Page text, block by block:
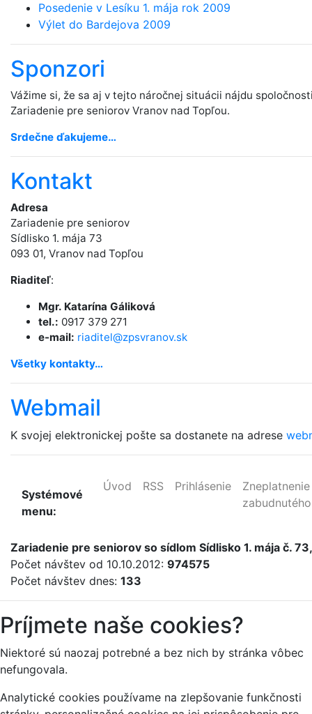
Posedenie v Lesíku 1. mája rok 2009
Výlet do Bardejova 2009
Sponzori
Vážime si, že sa aj v tejto náročnej situácii nájdu
Zariadenie pre seniorov Vranov nad Topľou.
Srdečne ďakujeme…
Kontakt
Adresa
Zariadenie pre seniorov
Sídlisko 1. mája 73
093 01, Vranov nad Topľou
Riaditeľ:
Mgr. Katarína Gáliková
tel.: 0917 379 271
e-mail: riaditel@zpsvranov.sk
Všetky kontakty…
Webmail
K svojej elektronickej pošte sa dostanete na adrese
Systémové
menu:
Úvod RSS Prihlásenie
Zariadenie pre seniorov so sídlom Sídlisko 1. mája č.
Počet návštev od 10.10.2012: 974575
Počet návštev dnes: 133
Príjmete naše cookies?
Niektoré sú naozaj potrebné a bez nich by stránka vôbec
nefungovala.
Analytické cookies používame na zlepšovanie funkčnosti